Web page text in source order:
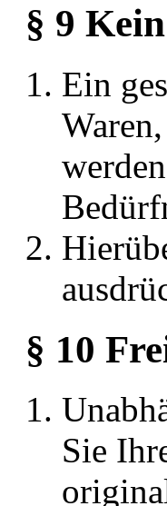
§ 9
Ein
§ 10
Sie